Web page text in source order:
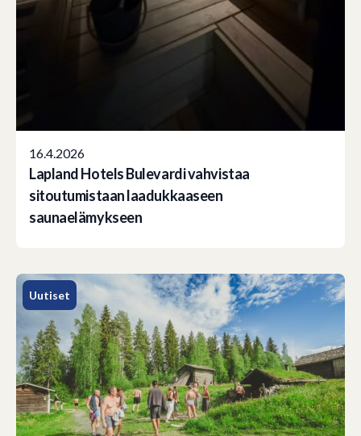
16.4.2026
Lapland Hotels Bulevardi vahvistaa
sitoutumistaan laadukkaaseen
saunaelämykseen
Uutiset